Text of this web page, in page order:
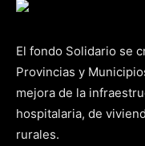
El fondo Solidario se
Provincias y
mejora de la
hospitalaria, de
rurales.